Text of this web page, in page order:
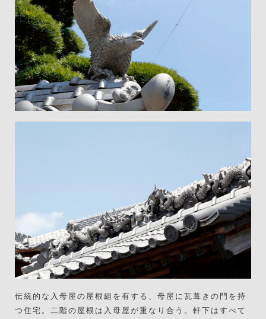
伝統的な入母屋の屋根組を有する、母屋に瓦葺きの門を持
つ住宅。二階の屋根は入母屋が重なり合う。軒下はすべて